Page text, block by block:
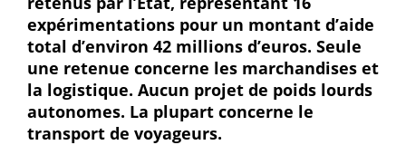
expérimentations pour un montant d’aide
total d’environ 42 millions d’euros. Seule
une retenue concerne les marchandises et
la logistique. Aucun projet de poids lourds
autonomes. La plupart concerne le
transport de voyageurs.